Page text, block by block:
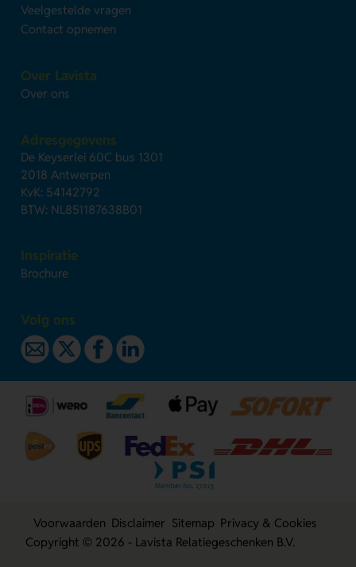
Veelgestelde vragen
Contact opnemen
Over Lavista
Over ons
Adresgegevens
De Keyserlei 60C bus 1301
2018 Antwerpen
KvK: 54142792
BTW: NL851187638B01
Inspiratie
Brochure
Volg ons
Voorwaarden Disclaimer Sitemap Privacy & Cookies
Copyright © 2026 - Lavista Relatiegeschenken B.V.